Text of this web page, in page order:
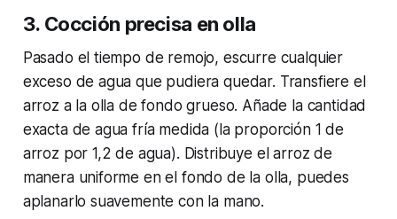
3. Cocción precisa en olla
Pasado el tiempo de remojo, escurre cualquier
exceso de agua que pudiera quedar. Transfiere el
arroz a la olla de fondo grueso. Añade la cantidad
exacta de agua fría medida (la proporción 1 de
arroz por 1,2 de agua). Distribuye el arroz de
manera uniforme en el fondo de la olla, puedes
aplanarlo suavemente con la mano.